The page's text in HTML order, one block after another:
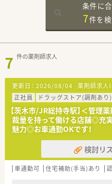
条件に
7件を
7 件の薬剤師求人
更新日： 2026/08/04 薬剤師求人
正社員
ドラッグストア(調剤あり)
【茨木市/JR総持寺駅】＜管
裁量を持って働ける店舗◎充
魅力◎お車通勤OKです！
検討リ
車通勤可 住宅補助(手当)あり